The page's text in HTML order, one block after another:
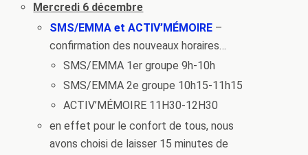
Mercredi 6 décembre
SMS/EMMA et ACTIV’MÉMOIRE –
confirmation des nouveaux horaires…
SMS/EMMA 1er groupe 9h-10h
SMS/EMMA 2e groupe 10h15-11h15
ACTIV’MÉMOIRE 11H30-12H30
en effet pour le confort de tous, nous
avons choisi de laisser 15 minutes de